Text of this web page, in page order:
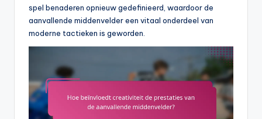
spel benaderen opnieuw gedefinieerd, waardoor de
aanvallende middenvelder een vitaal onderdeel van
moderne tactieken is geworden.